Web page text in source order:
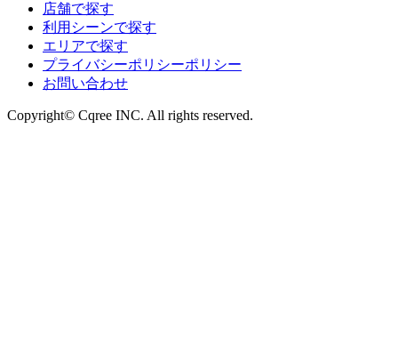
店舗で探す
利用シーンで探す
エリアで探す
プライバシーポリシーポリシー
お問い合わせ
Copyright© Cqree INC. All rights reserved.